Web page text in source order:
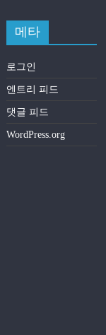
메타
로그인
엔트리 피드
댓글 피드
WordPress.org